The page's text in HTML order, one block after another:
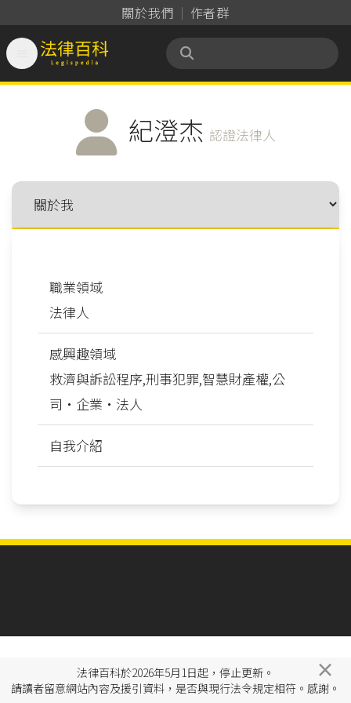
關於我們 作者群
法律百科 Legispedia
紀澄杰 認證法律人
職業領域
法律人
感興趣領域
救濟與訴訟程序,刑事犯罪,智慧財產權,公
司‧企業‧法人
自我介紹
法律百科於2026年5月1日起，停止更新。
請讀者留意網站內容及援引資料，是否與現行法令規定相符。感謝。
×